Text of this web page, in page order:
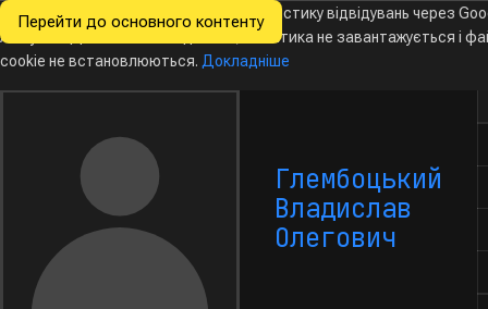
Перейти до основного контенту
Всеукраїнські
з інформатики
НовиниОлімпіадиКалендарБаза даних
Глембоцький
Владислав
Олегович
Ми хочемо збирати знеособлену статистику відвідувань через
Analytics. Доки ви не погодитесь, аналітика не завантажується і
cookie не встановлюються. Докладніше